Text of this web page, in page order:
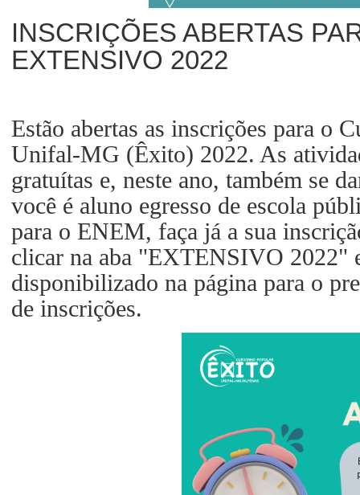
INSCRIÇÕES ABERTAS
EXTENSIVO 2022
Estão abertas as inscrições para o
Unifal-MG (Êxito) 2022. As
gratuítas e, neste ano, também se
você é aluno egresso de escola
para o ENEM, faça já a sua
clicar na aba "EXTENSIVO 2022"
disponibilizado na página para o
de inscrições.